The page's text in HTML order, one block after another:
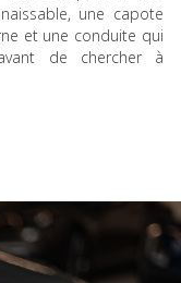
une capote
et une conduite qui
de chercher à